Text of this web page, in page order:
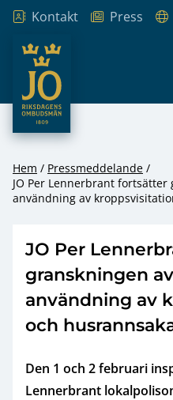
Hoppa till innehåll
Kontakt Press
JO – Riksdagens
Hem
Pressmeddelande
JO Per Lennerbrant
användning av
JO Per
granskningen
användning av
och
Den 1 och 2 februari
Lennerbrant